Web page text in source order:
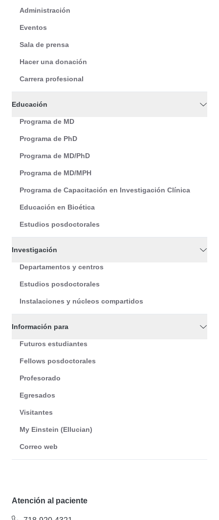
Administración
Eventos
Sala de prensa
Hacer una donación
Carrera profesional
Educación
Programa de MD
Programa de PhD
Programa de MD/PhD
Programa de MD/MPH
Programa de Capacitación en Investigación Clínica
Educación en Bioética
Estudios posdoctorales
Investigación
Departamentos y centros
Estudios posdoctorales
Instalaciones y núcleos compartidos
Información para
Futuros estudiantes
Fellows posdoctorales
Profesorado
Egresados
Visitantes
My Einstein (Ellucian)
Correo web
Atención al paciente